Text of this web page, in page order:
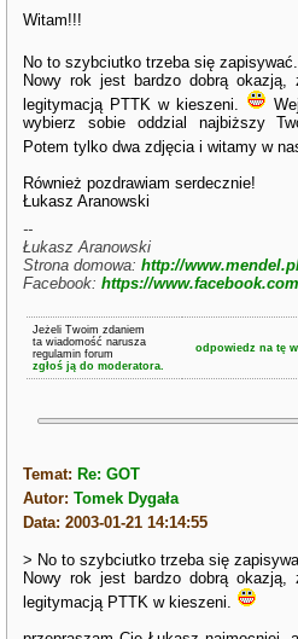
Witam!!!
No to szybciutko trzeba się zapisywać.
Nowy rok jest bardzo dobrą
legitymacją PTTK w kieszeni.
wybierz sobie oddzial najbiższy
Potem tylko dwa zdjęcia i witamy w
Również pozdrawiam serdecznie!
Łukasz Aranowski
--
Łukasz Aranowski
Strona domowa:http://
Facebook:https://
Jeżeli Twoim zdaniem
ta wiadomość narusza
regulamin forum
zgłoś ją do moderatora.
odpowiedz na tę
Temat: Re: GOT
Autor:Tomek Dygała
Data: 2003-01-21 14:14:55
> No to szybciutko trzeba się
Nowy rok jest bardzo dobrą
legitymacją PTTK w kieszeni.